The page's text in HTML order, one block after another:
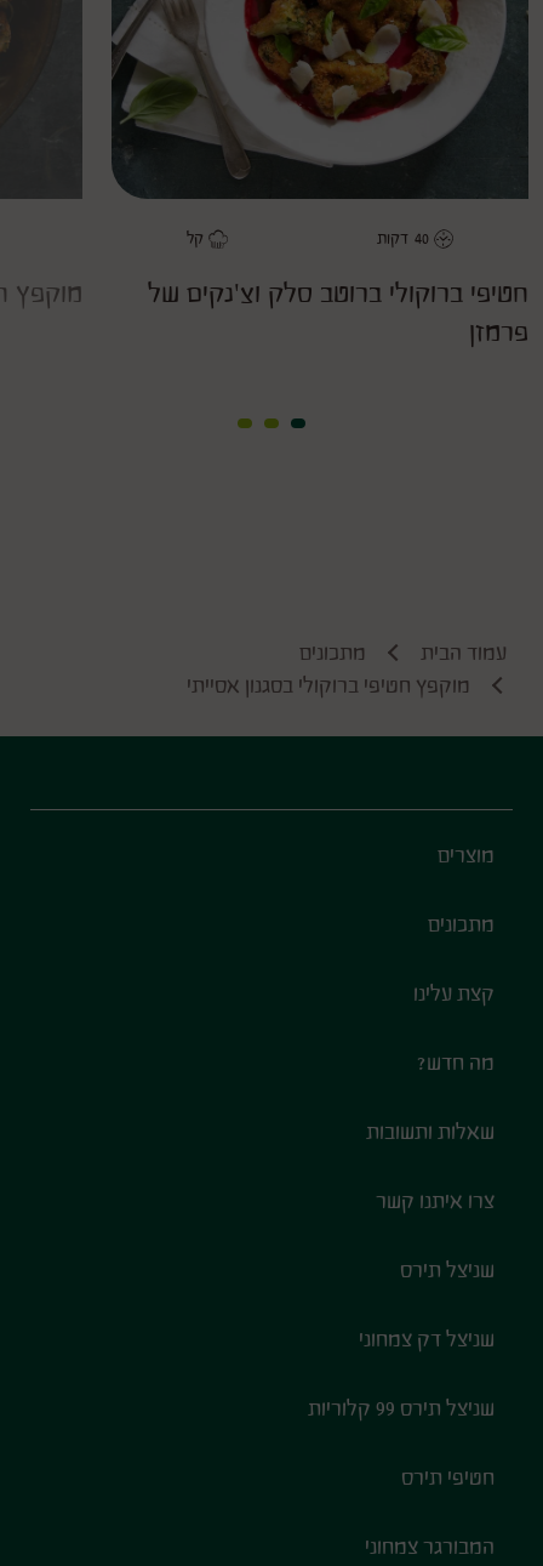
וצ'נקים
של
פרמזן
as
favorite
חטיפי ברוקולי ברוטב סלק וצ'נקים של
פרמזן
40 דקות
קל
מוקפץ
עמוד הבית
מתכונים
מוקפץ חטיפי ברוקולי בסגנון אסייתי
מוצרים
מתכונים
קצת עלינו
מה חדש?
שאלות ותשובות
צרו איתנו קשר
שניצל תירס
שניצל דק צמחוני
שניצל תירס 99 קלוריות
חטיפי תירס
המבורגר צמחוני